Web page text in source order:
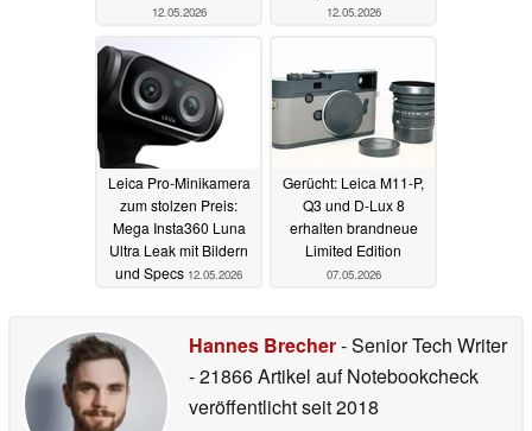
12.05.2026 12.05.2026
Leica Pro-Minikamera
zum stolzen Preis:
Mega Insta360 Luna
Ultra Leak mit Bildern
und Specs 12.05.2026
Gerücht: Leica M11-P,
Q3 und D-Lux 8
erhalten brandneue
Limited Edition
07.05.2026
Hannes Brecher- Senior Tech Writer
- 21866 Artikel auf Notebookcheck
veröffentlichtseit 2018